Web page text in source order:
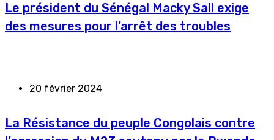
Le président du Sénégal Macky Sall exige
des mesures pour l’arrêt des troubles
20 février 2024
La Résistance du peuple Congolais contre